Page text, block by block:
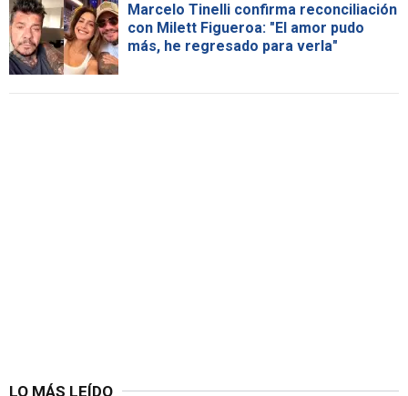
Marcelo Tinelli confirma reconciliación
con Milett Figueroa: "El amor pudo
más, he regresado para verla"
LO MÁS LEÍDO